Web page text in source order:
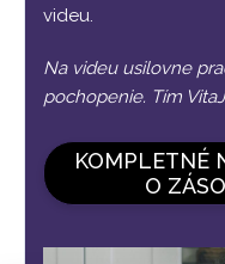
videu.
Na videu usilovne
pochopenie. Tím
KOMPLETNÉ
O